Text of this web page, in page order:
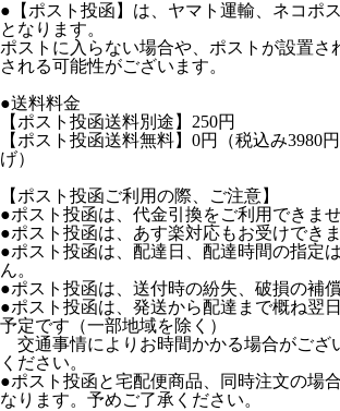
●【ポスト投函】は、ヤマト運輸、ネコポ
となります。
ポストに入らない場合や、ポストが設置さ
される可能性がございます。
●送料料金
【ポスト投函送料別途】250円
【ポスト投函送料無料】0円（税込み3980
げ）
【ポスト投函ご利用の際、ご注意】
●ポスト投函は、代金引換をご利用できませ
●ポスト投函は、あす楽対応もお受けできま
●ポスト投函は、配達日、配達時間の指定
ん。
●ポスト投函は、送付時の紛失、破損の補
●ポスト投函は、発送から配達まで概ね翌
予定です（一部地域を除く）
交通事情によりお時間かかる場合がござ
ください。
●ポスト投函と宅配便商品、同時注文の場
なります。予めご了承ください。